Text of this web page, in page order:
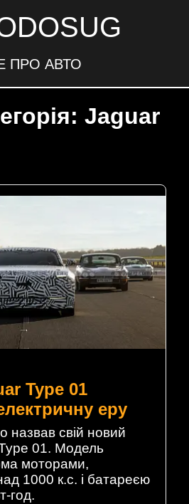
ПРО АВТО
Jaguar
Type 01
еру
назвав свій новий
01. Модель
моторами,
1000 к.с. і батареєю
год.